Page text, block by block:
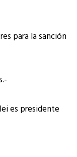
para la sanción
es presidente